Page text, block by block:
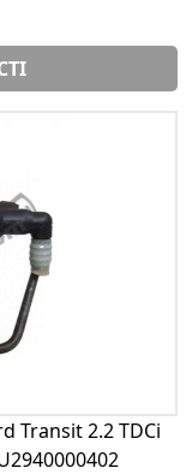
Transit 2.2 TDCi